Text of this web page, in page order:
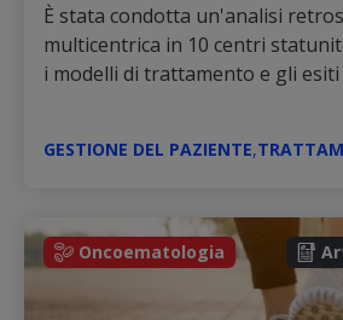
È stata condotta un'analisi
multicentrica in 10 centri
i modelli di trattamento e gli esiti
GESTIONE DEL PAZIENTE,
Oncoematologia